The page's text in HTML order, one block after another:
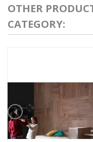
OTHER
CATEGORY: